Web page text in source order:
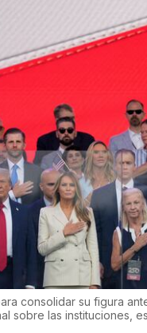
consolidar su figura
sobre las instituciones,